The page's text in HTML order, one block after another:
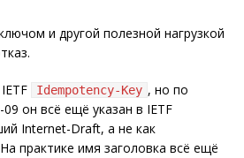
и другой полезной нагрузкой
Idempotency-Key , но по
он всё ещё указан в IETF
Internet-Draft, а не как
практике имя заголовка всё ещё